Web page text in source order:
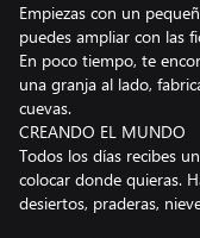
Empiezas con un
puedes ampliar con las
En poco tiempo, te
una granja al lado,
cuevas.
CREANDO EL MUNDO
Todos los días recibes
colocar donde quieras.
desiertos, praderas,